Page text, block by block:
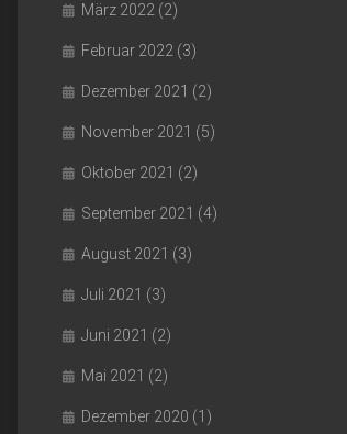
März 2022 (2)
Februar 2022 (3)
Dezember 2021 (2)
November 2021 (5)
Oktober 2021 (2)
September 2021 (4)
August 2021 (3)
Juli 2021 (3)
Juni 2021 (2)
Mai 2021 (2)
Dezember 2020 (1)